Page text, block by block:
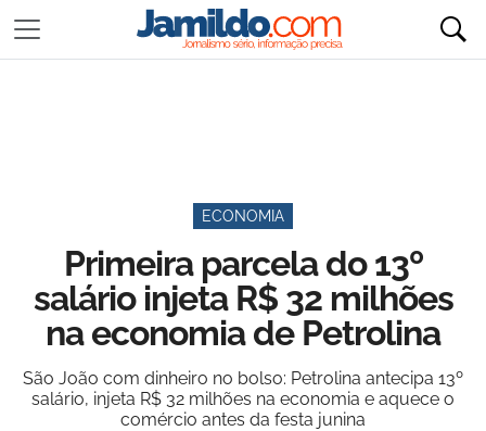
ECONOMIA
Primeira parcela do 13º
salário injeta R$ 32 milhões
na economia de Petrolina
São João com dinheiro no bolso: Petrolina antecipa 13º
salário, injeta R$ 32 milhões na economia e aquece o
comércio antes da festa junina